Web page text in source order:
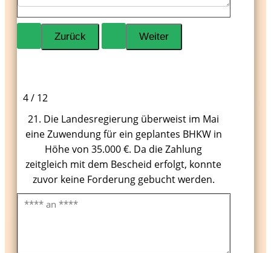
4 / 12
21. Die Landesregierung überweist im Mai
eine Zuwendung für ein geplantes BHKW in
Höhe von 35.000 €. Da die Zahlung
zeitgleich mit dem Bescheid erfolgt, konnte
zuvor keine Forderung gebucht werden.